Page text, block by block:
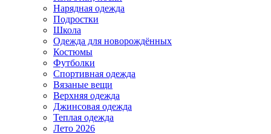
Нарядная одежда
Подростки
Школа
Одежда для новорождённых
Костюмы
Футболки
Спортивная одежда
Вязаные вещи
Верхняя одежда
Джинсовая одежда
Теплая одежда
Лето 2026